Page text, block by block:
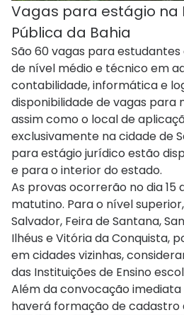
Vagas para estágio na
Pública da Bahia
São 60 vagas para
de nível médio e técnico em
contabilidade, informática e
disponibilidade de vagas para
assim como o local de
exclusivamente na cidade de
para estágio jurídico estão
e para o interior do estado.
As provas ocorrerão no dia 15
matutino. Para o nível
Salvador, Feira de Santana,
Ilhéus e Vitória da Conquista,
em cidades vizinhas,
das Instituições de Ensino
Além da convocação imediata
haverá formação de cadastro